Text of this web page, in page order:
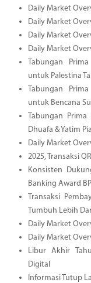
Daily Market
Daily Market
Daily Market
Daily Market
Tabungan
untuk Palestina
Tabungan
untuk Bencana
Tabungan
Dhuafa & Yatim
Daily Market
2025, Transaksi
Konsisten
Banking Award
Transaksi
Tumbuh Lebih
Daily Market
Daily Market
Libur Akhir
Digital
Informasi Tutup